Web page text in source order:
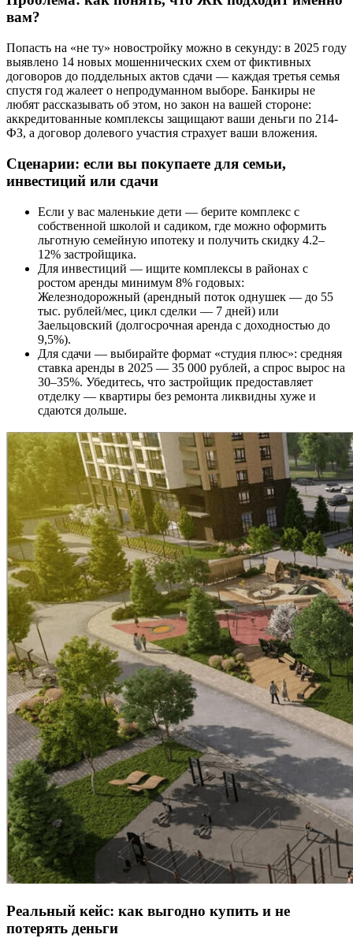
вам?
Попасть на «не ту» новостройку можно в секунду: в 2025 году
выявлено 14 новых мошеннических схем от фиктивных
договоров до поддельных актов сдачи — каждая третья семья
спустя год жалеет о непродуманном выборе. Банкиры не
любят рассказывать об этом, но закон на вашей стороне:
аккредитованные комплексы защищают ваши деньги по 214-
ФЗ, а договор долевого участия страхует ваши вложения.
Сценарии: если вы покупаете для семьи,
инвестиций или сдачи
Если у вас маленькие дети — берите комплекс с
собственной школой и садиком, где можно оформить
льготную семейную ипотеку и получить скидку 4.2–
12% застройщика.
Для инвестиций — ищите комплексы в районах с
ростом аренды минимум 8% годовых:
Железнодорожный (арендный поток однушек — до 55
тыс. рублей/мес, цикл сделки — 7 дней) или
Заельцовский (долгосрочная аренда с доходностью до
9,5%).
Для сдачи — выбирайте формат «студия плюс»: средняя
ставка аренды в 2025 — 35 000 рублей, а спрос вырос на
30–35%. Убедитесь, что застройщик предоставляет
отделку — квартиры без ремонта ликвидны хуже и
сдаются дольше.
Реальный кейс: как выгодно купить и не
потерять деньги